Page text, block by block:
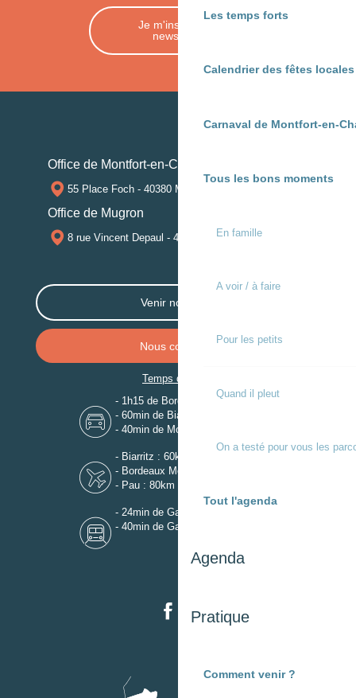
Les temps forts
Calendrier des fêtes
Carnaval de Montfort-en-
Tous les bons moments
En famille
A voir / à faire
Pour les petits
Quand il pleut
On a testé pour vous les
Tout l'agenda
Agenda
Pratique
Comment venir ?
Je m'inscris à la
newsletter
Office de Montfort-en-Chalosse
55 Place Foch - 40380 MONTFORT-EN-CHALOSSE
Office de Mugron
8 rue Vincent Depaul - 40250 MUGRON
Venir nous voir
Nous contacter
Temps de trajet
- 1h15 de Bordeaux
- 60min de Biarritz
- 40min de Mont-de-Marsan
- Biarritz : 60km
- Bordeaux Mérignac : 110km
- Pau : 80km
- 24min de Gare de Dax
- 40min de Gare de Mont-de-Marsan